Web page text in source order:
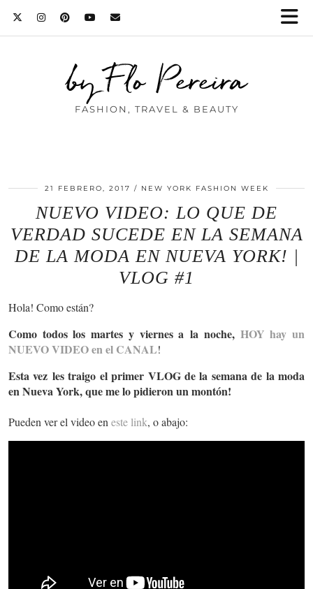
by Flo Pereira
FASHION, TRAVEL & BEAUTY
21 FEBRERO, 2017 NEW YORK FASHION WEEK
NUEVO VIDEO: LO QUE DE
VERDAD SUCEDE EN LA SEMANA
DE LA MODA EN NUEVA YORK! |
VLOG #1
Hola! Como están?
Como todos los martes y viernes a la noche, HOY hay un
NUEVO VIDEO en el CANAL!
Esta vez les traigo el primer VLOG de la semana de la moda
en Nueva York, que me lo pidieron un montón!
Pueden ver el video en este link, o abajo: